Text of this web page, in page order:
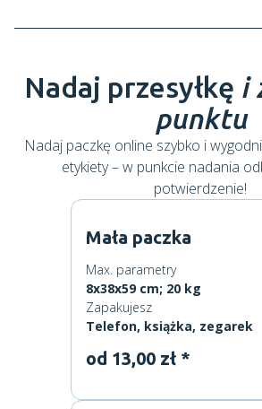
Nadaj przesyłkę i
punktu
Nadaj paczkę online szybko i
etykiety – w punkcie nadania
potwierdzenie!
Mała paczka
Max. parametry
8x38x59 cm; 20 kg
Zapakujesz
Telefon, książka, zegarek
od 13,00 zł *